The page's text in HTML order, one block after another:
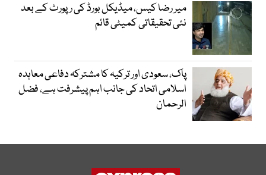
میر رضا کیس، میڈیکل بورڈ کی رپورٹ کے بعد
نئی تحقیقاتی کمیٹی قائم
پاک، سعودی اور ترکیہ کا مشترکہ دفاعی معاہدہ
اسلامی اتحاد کی جانب اہم پیشرفت ہے، فضل
الرحمان